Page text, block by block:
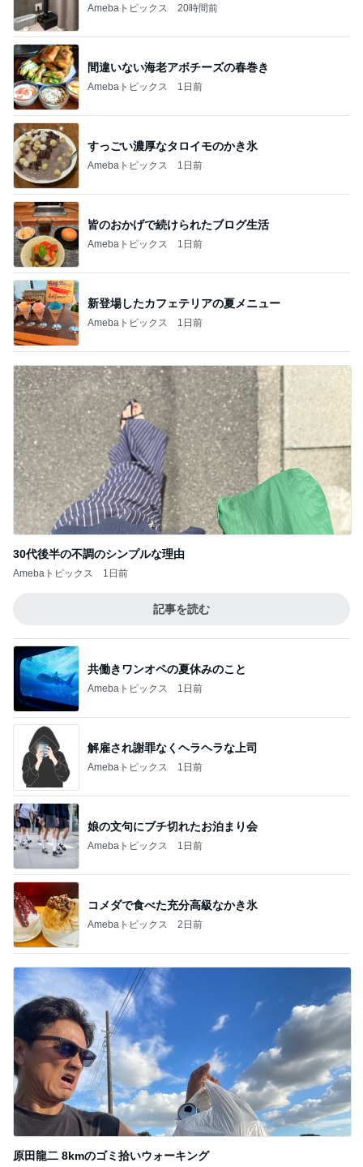
Amebaトピックス 20時間前
間違いない海老アボチーズの春巻き
Amebaトピックス 1日前
すっごい濃厚なタロイモのかき氷
Amebaトピックス 1日前
皆のおかげで続けられたブログ生活
Amebaトピックス 1日前
新登場したカフェテリアの夏メニュー
Amebaトピックス 1日前
30代後半の不調のシンプルな理由
Amebaトピックス 1日前
記事を読む
共働きワンオペの夏休みのこと
Amebaトピックス 1日前
解雇され謝罪なくヘラヘラな上司
Amebaトピックス 1日前
娘の文句にブチ切れたお泊まり会
Amebaトピックス 1日前
コメダで食べた充分高級なかき氷
Amebaトピックス 2日前
原田龍二 8kmのゴミ拾いウォーキング